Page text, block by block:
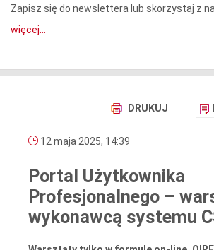
Zapisz się do newslettera lub skorzystaj z
więcej...
DRUKUJ
12 maja 2025, 14:39
Portal Użytkownika
Profesjonalnego –
wykonawcą systemu